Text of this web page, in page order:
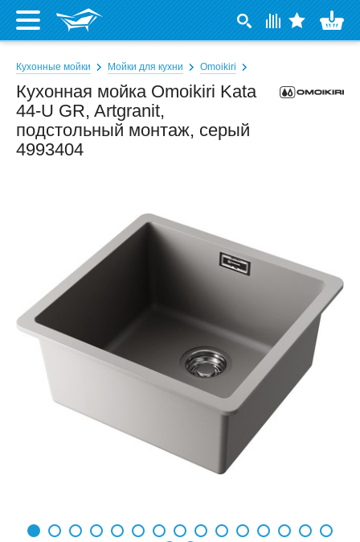
Кухонные мойки Мойки для кухни Omoikiri
Кухонная мойка Omoikiri Kata
44-U GR, Artgranit,
подстольный монтаж, серый
4993404